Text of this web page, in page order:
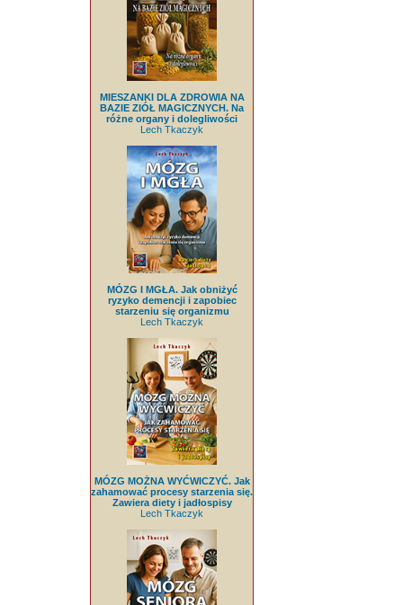
MIESZANKI DLA ZDROWIA NA
BAZIE ZIÓŁ MAGICZNYCH. Na
różne organy i dolegliwości
Lech Tkaczyk
MÓZG I MGŁA. Jak obniżyć
ryzyko demencji i zapobiec
starzeniu się organizmu
Lech Tkaczyk
MÓZG MOŻNA WYĆWICZYĆ. Jak
zahamować procesy starzenia się.
Zawiera diety i jadłospisy
Lech Tkaczyk